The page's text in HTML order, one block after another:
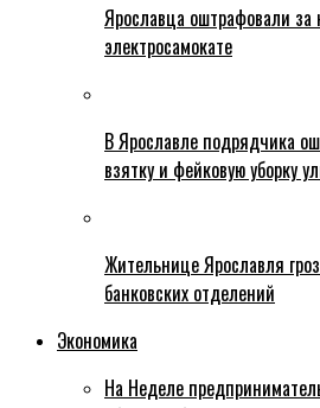
Ярославца оштрафовали за
электросамокате
В Ярославле подрядчика
взятку и фейковую уборку
Жительнице Ярославля
банковских отделений
Экономика
На Неделе